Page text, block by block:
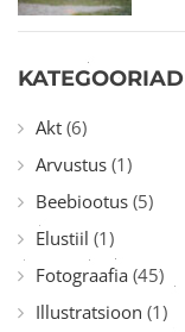
KATEGOORIAD
Akt (6)
Arvustus (1)
Beebiootus (5)
Elustiil (1)
Fotograafia (45)
Illustratsioon (1)